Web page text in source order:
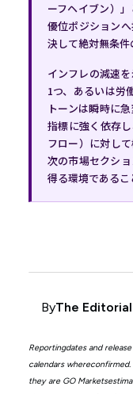
ーフヘイブン）
優位ポジション
決して絶対無条件
インフレの減速
1つ、あるいは労
トーンは瞬時に
指標に強く依存
フロー）に対し
次の市場セクシ
得る環境であるこ
ByThe
Reportingdates and
calendars
they are GO